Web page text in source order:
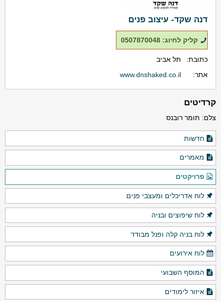
דנה שקד- עיצוב פנים
קליק לחיוג: 0507870048
כתובת:
תל אביב
אתר:
www.dnshaked.co.il
קרדיטים
צלם: תומר רובנס
חדשות
מאמרים
פרויקטים
לוח אדריכלים ומעצבי פנים
לוח שיפוצים ובניה
לוח בניה קלה ופנל מבודד
לוח אירועים
המוסף השבועי
איזור לימודים